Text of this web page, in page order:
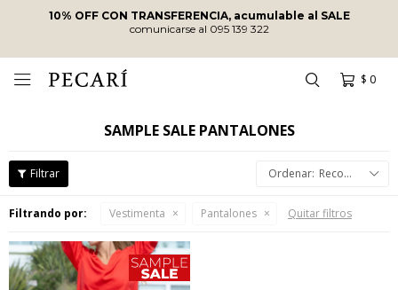
10% OFF CON TRANSFERENCIA, acumulable al SALE
comunicarse al 095 139 322
$ 0

SAMPLE SALE PANTALONES
Recomendados
Filtrando por: Vestimenta Pantalones Quitar filtros